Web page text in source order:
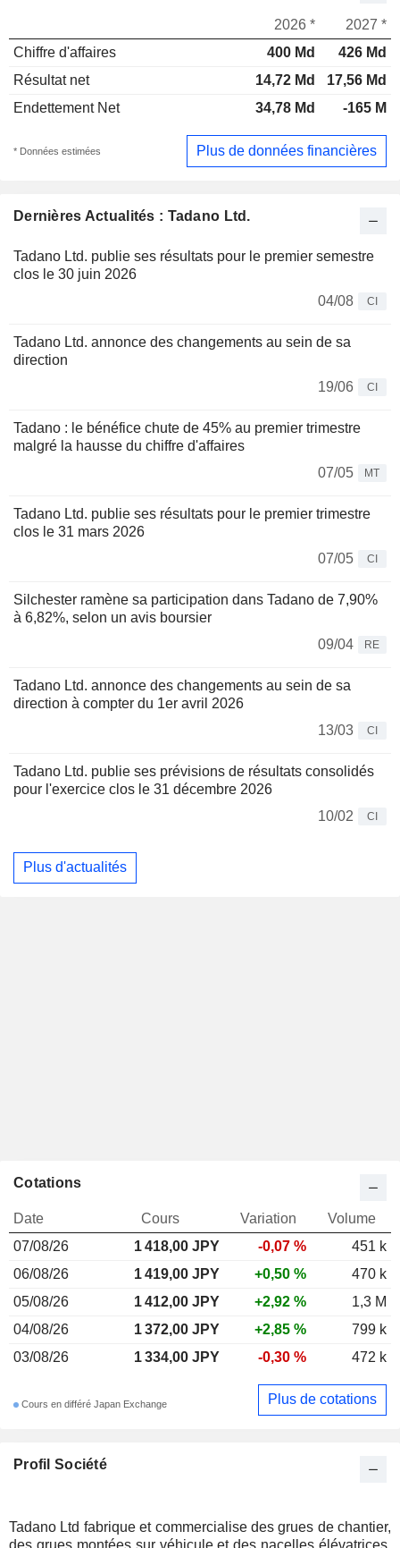
Dernières Actualités : Tadano Ltd.
Tadano Ltd. publie ses résultats pour le premier semestre
clos le 30 juin 2026
04/08
CI
Tadano Ltd. annonce des changements au sein de sa
direction
19/06
CI
Tadano : le bénéfice chute de 45% au premier trimestre
malgré la hausse du chiffre d'affaires
07/05
MT
Tadano Ltd. publie ses résultats pour le premier trimestre
clos le 31 mars 2026
07/05
CI
Silchester ramène sa participation dans Tadano de 7,90%
à 6,82%, selon un avis boursier
09/04
RE
Tadano Ltd. annonce des changements au sein de sa
direction à compter du 1er avril 2026
13/03
CI
Tadano Ltd. publie ses prévisions de résultats consolidés
pour l'exercice clos le 31 décembre 2026
10/02
CI
Plus d'actualités
2026 *
2027 *
Chiffre d'affaires
400 Md
426 Md
Résultat net
14,72 Md
17,56 Md
Endettement Net
34,78 Md -165 M
* Données estimées Plus de données financières
Profil Société
Tadano Ltd fabrique et commercialise des grues de chantier,
des grues montées sur véhicule et des nacelles élévatrices.
Cotations
Date Cours Variation
Volume
07/08/26
1 418,00 JPY -0,07 %
451 k
06/08/26
1 419,00 JPY +0,50 %
470 k
05/08/26
1 412,00 JPY +2,92 %
1,3 M
04/08/26
1 372,00 JPY +2,85 %
799 k
03/08/26
1 334,00 JPY -0,30 % 472 k
Cours en différé Japan Exchange Plus de cotations